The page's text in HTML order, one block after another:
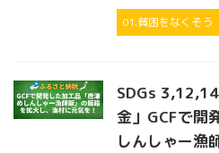
01.貧困をなくそう
SDGs
金」GCFで開
しんしゃー漁